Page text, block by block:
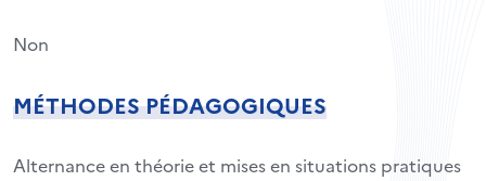
Non
MÉTHODES PÉDAGOGIQUES
Alternance en théorie et mises en situations pratiques